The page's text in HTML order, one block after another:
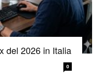
del 2026 in Italia
0